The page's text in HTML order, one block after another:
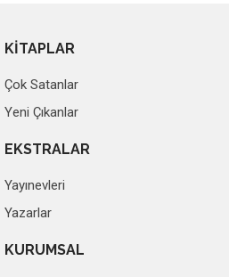
KİTAPLAR
Çok Satanlar
Yeni Çıkanlar
EKSTRALAR
Yayınevleri
Yazarlar
KURUMSAL